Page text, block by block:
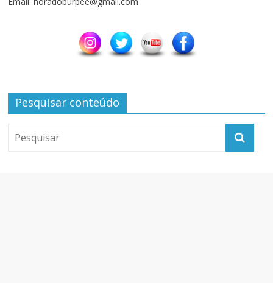
Pesquisar conteúdo